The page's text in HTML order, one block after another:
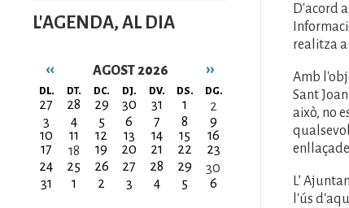
L'AGENDA, AL DIA
AGOST 2026
Paginació
‹‹ ››
DL. DT. DC. DJ. DV. DS. DG.
27 28 29 30 31 1
2
3
4 5 6 7 8
9
10
11 12 13 14 15
16
17
18 19 20 21 22
23
24
25 26 27 28 29
30
31
1 2 3 4 5 6
D'acord
realitza
Amb
Sant
això, no
L’
l'ús